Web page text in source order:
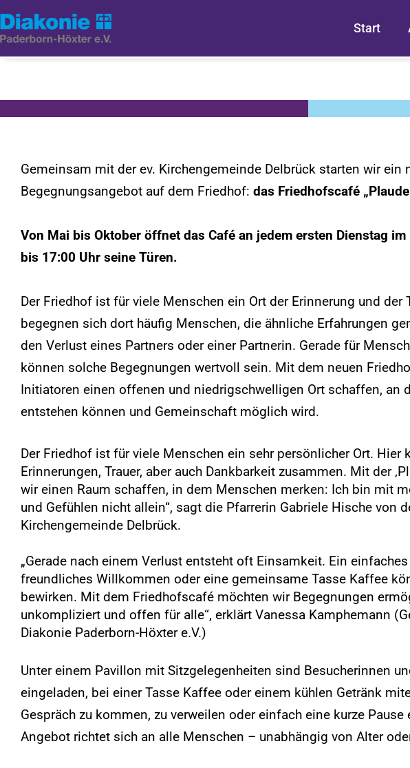
Start
Gemeinsam mit der ev. Kirchengemeinde Delbrück starten wir ein
Begegnungsangebot auf dem Friedhof: das Friedhofscafé
Von Mai bis Oktober öffnet das Café an jedem ersten Dienstag
bis 17:00 Uhr seine Türen.
Der Friedhof ist für viele Menschen ein Ort der Erinnerung und der
begegnen sich dort häufig Menschen, die ähnliche Erfahrungen
den Verlust eines Partners oder einer Partnerin. Gerade für
können solche Begegnungen wertvoll sein. Mit dem neuen
Initiatoren einen offenen und niedrigschwelligen Ort schaffen, an
entstehen können und Gemeinschaft möglich wird.
Der Friedhof ist für viele Menschen ein sehr persönlicher Ort. Hier
Erinnerungen, Trauer, aber auch Dankbarkeit zusammen. Mit der
wir einen Raum schaffen, in dem Menschen merken: Ich bin mit
und Gefühlen nicht allein“, sagt die Pfarrerin Gabriele Hische von
Kirchengemeinde Delbrück.
„Gerade nach einem Verlust entsteht oft Einsamkeit. Ein
freundliches Willkommen oder eine gemeinsame Tasse Kaffee
bewirken. Mit dem Friedhofscafé möchten wir Begegnungen
unkompliziert und offen für alle“, erklärt Vanessa Kamphemann
Diakonie Paderborn-Höxter e.V.)
Unter einem Pavillon mit Sitzgelegenheiten sind Besucherinnen
eingeladen, bei einer Tasse Kaffee oder einem kühlen Getränk
Gespräch zu kommen, zu verweilen oder einfach eine kurze Pause
Angebot richtet sich an alle Menschen – unabhängig von Alter